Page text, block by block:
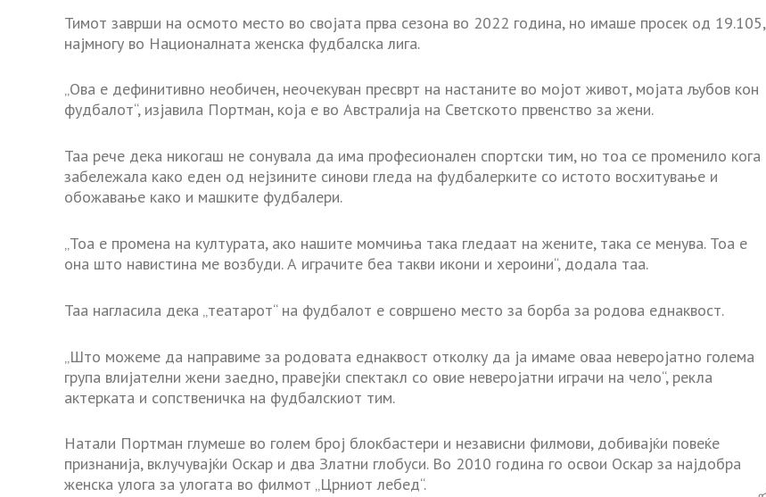
Тимот заврши на осмото место во својата прва сезона во 2022 година, но имаше просек од 19.105,
најмногу во Националната женска фудбалска лига.
„Ова е дефинитивно необичен, неочекуван пресврт на настаните во мојот живот, мојата љубов кон
фудбалот“, изјавила Портман, која е во Австралија на Светското првенство за жени.
Таа рече дека никогаш не сонувала да има професионален спортски тим, но тоа се променило кога
забележала како еден од нејзините синови гледа на фудбалерките со истото восхитување и
обожавање како и машките фудбалери.
„Тоа е промена на културата, ако нашите момчиња така гледаат на жените, така се менува. Тоа е
она што навистина ме возбуди. А играчите беа такви икони и хероини“, додала таа.
Таа нагласила дека „театарот“ на фудбалот е совршено место за борба за родова еднаквост.
„Што можеме да направиме за родовата еднаквост отколку да ја имаме оваа неверојатно голема
група влијателни жени заедно, правејќи спектакл со овие неверојатни играчи на чело“, рекла
актерката и сопственичка на фудбалскиот тим.
Натали Портман глумеше во голем број блокбастери и независни филмови, добивајќи повеќе
признанија, вклучувајќи Оскар и два Златни глобуси. Во 2010 година го освои Оскар за најдобра
женска улога за улогата во филмот „Црниот лебед“.